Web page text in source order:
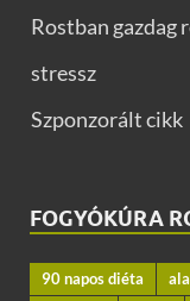
Rostban gazdag
stressz
Szponzorált cikk
FOGYÓKÚRA
90 napos diéta